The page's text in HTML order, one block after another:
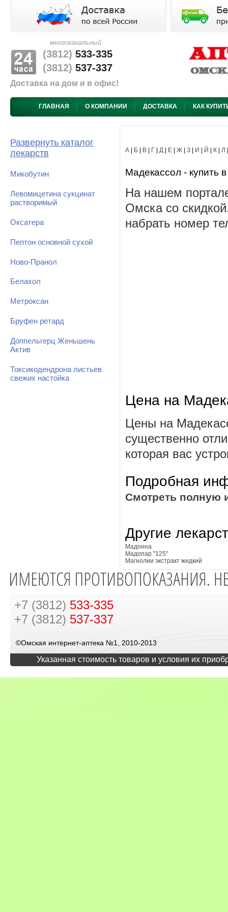
многоканальный
(3812) 533-335
(3812) 537-337
Доставка на дом и в офис!
ГЛАВНАЯ О КОМПАНИИ ДОСТАВКА КАК
Развернуть каталог
лекарств
Микобутин
Левомицетина сукцинат
растворимый
Оксатера
Пептон основной сухой
Ново-Пранол
Белахол
Метроксан
Бруфен ретард
Доппельгерц Женьшень
Актив
Токсикодендрона листьев
свежих настойка
А Б В Г Д Е Ж З И Й К Л
Мадекассол - купить
На нашем
Омска со
набрать номер
Цена на
Цены на
существенно
которая вас
Подробная
Смотреть полную
Другие
Мадонна
Мадопар "125"
Магнолии экстракт жидкий
+7 (3812) 533-335
+7 (3812) 537-337
©Омская интернет-аптека №1, 2010-2013
Указанная стоимость товаров и условия их